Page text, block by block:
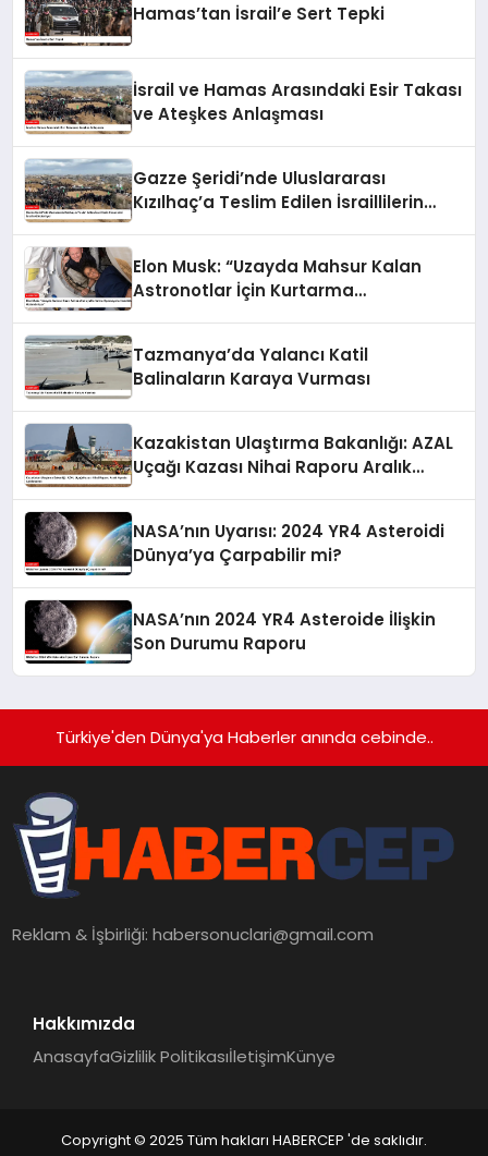
Hamas’tan İsrail’e Sert Tepki
İsrail ve Hamas Arasındaki Esir Takası
ve Ateşkes Anlaşması
Gazze Şeridi’nde Uluslararası
Kızılhaç’a Teslim Edilen İsraillilerin
Elon Musk: “Uzayda Mahsur Kalan
Astronotlar İçin Kurtarma
Tazmanya’da Yalancı Katil
Balinaların Karaya Vurması
Kazakistan Ulaştırma Bakanlığı: AZAL
Uçağı Kazası Nihai Raporu Aralık
NASA’nın Uyarısı: 2024 YR4 Asteroidi
Dünya’ya Çarpabilir mi?
NASA’nın 2024 YR4 Asteroide İlişkin
Son Durumu Raporu
Türkiye'den Dünya'ya Haberler anında cebinde..
Reklam & İşbirliği:habersonuclari@gmail.com
Hakkımızda
AnasayfaGizlilik PolitikasıİletişimKünye
Copyright © 2025 Tüm hakları HABERCEP 'de saklıdır.